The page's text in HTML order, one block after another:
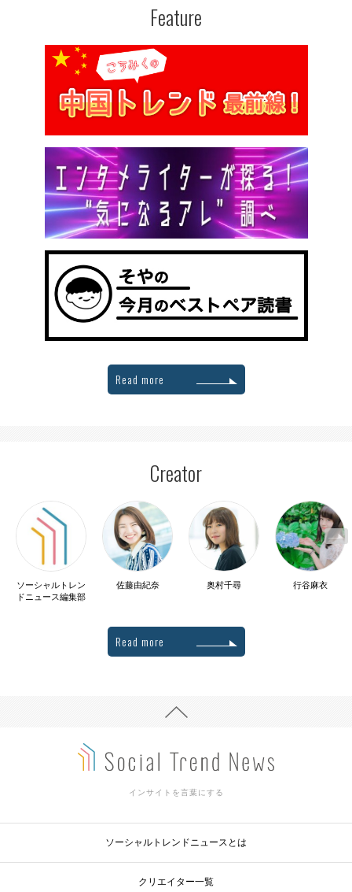
Feature
Read more
Creator
ソーシャルトレン
ドニュース編集部
佐藤由紀奈 奥村千尋 行谷麻衣
Read more
インサイトを言葉にする
ソーシャルトレンドニュースとは
クリエイター一覧